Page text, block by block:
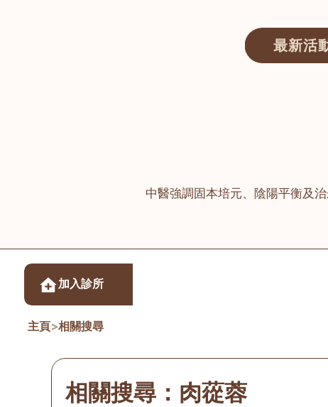
最新活
中醫強調固本培元、陰陽平衡及
加入診所
主頁>相關搜尋
相關搜尋： 肉蓯蓉